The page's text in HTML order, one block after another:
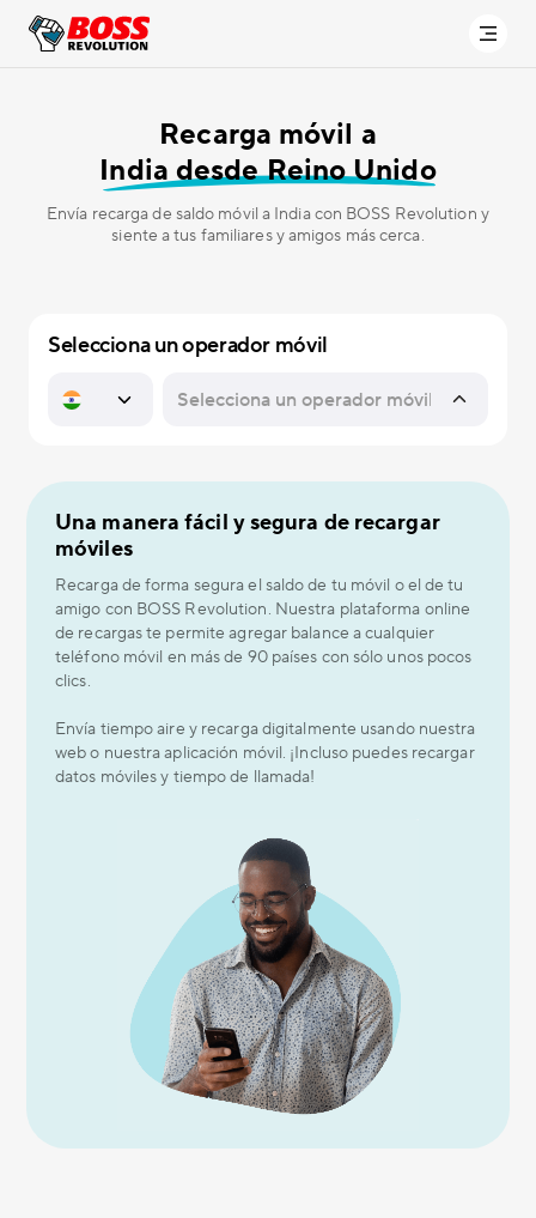
Recarga móvil a
India desde Reino Unido
Envía recarga de saldo móvil a India con BOSS Revolution y
siente a tus familiares y amigos más cerca.
Selecciona un operador móvil
Una manera fácil y segura de recargar
móviles
Recarga de forma segura el saldo de tu móvil o el de tu
amigo con BOSS Revolution. Nuestra plataforma online
de recargas te permite agregar balance a cualquier
teléfono móvil en más de 90 países con sólo unos pocos
clics.
Envía tiempo aire y recarga digitalmente usando nuestra
web o nuestra aplicación móvil. ¡Incluso puedes recargar
datos móviles y tiempo de llamada!